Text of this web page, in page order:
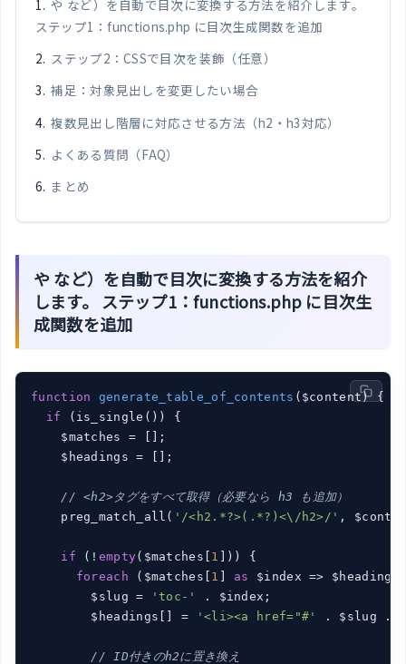
や など）を自動で目次に変換する方法を紹介します。
ステップ1：functions.php に目次生成関数を追加
ステップ2：CSSで目次を装飾（任意）
補足：対象見出しを変更したい場合
複数見出し階層に対応させる方法（h2・h3対応）
よくある質問（FAQ）
まとめ
や など）を自動で目次に変換する方法を紹介
します。 ステップ1：functions.php に目次生
成関数を追加
function generate_table_of_contents ($content)
{
if (is_single()) {
    $matches = [];
    $headings = [];
// <h2>タグをすべて取得（必要なら h3 も追加）
    preg_match_all(
'/<h2.*?>(.*?)<\/h2>/' ,
if (! empty ($matches[ 1 ])) {
foreach ($matches[ 1 ] as
$index =>
        $slug =
'toc-'
. $index;
        $headings[] =
'<li><a href="#' . $slug .
// ID付きのh2に置き換え